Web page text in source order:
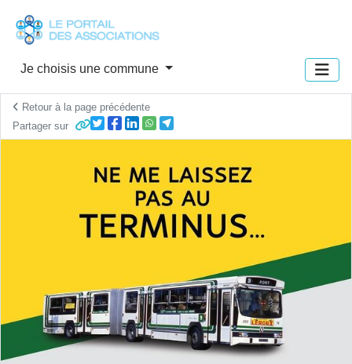
Je choisis une commune
Retour à la page précédente
Partager sur